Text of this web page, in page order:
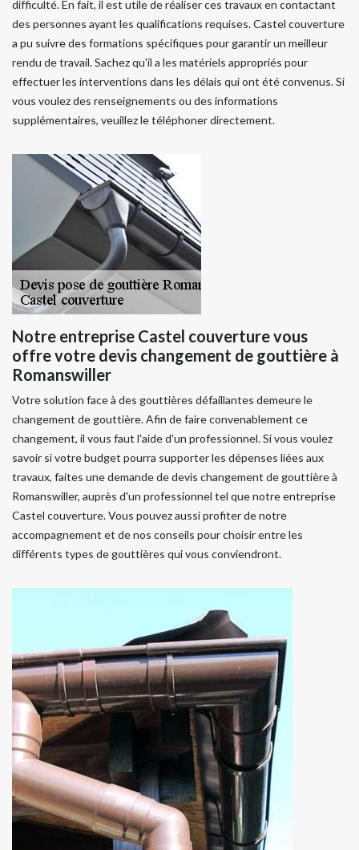
difficulté. En fait, il est utile de réaliser ces travaux en contactant
des personnes ayant les qualifications requises. Castel couverture
a pu suivre des formations spécifiques pour garantir un meilleur
rendu de travail. Sachez qu'il a les matériels appropriés pour
effectuer les interventions dans les délais qui ont été convenus. Si
vous voulez des renseignements ou des informations
supplémentaires, veuillez le téléphoner directement.
Notre entreprise Castel couverture vous
offre votre devis changement de gouttière à
Romanswiller
Votre solution face à des gouttières défaillantes demeure le
changement de gouttière. Afin de faire convenablement ce
changement, il vous faut l'aide d'un professionnel. Si vous voulez
savoir si votre budget pourra supporter les dépenses liées aux
travaux, faites une demande de devis changement de gouttière à
Romanswiller, auprès d'un professionnel tel que notre entreprise
Castel couverture. Vous pouvez aussi profiter de notre
accompagnement et de nos conseils pour choisir entre les
différents types de gouttières qui vous conviendront.